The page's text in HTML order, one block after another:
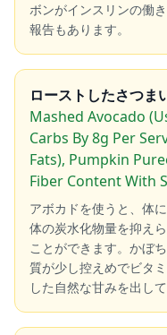
ボンがインスリンの働
報告もあります。
ローストしたさつま
Mashed Avocado
Carbs By 8g Per
Fats), Pumpkin
Fiber Content With
アボカドを使うと、体
体の炭水化物量を抑え
ことができます。かぼ
質が少し控えめでビタ
した自然な甘みを出して